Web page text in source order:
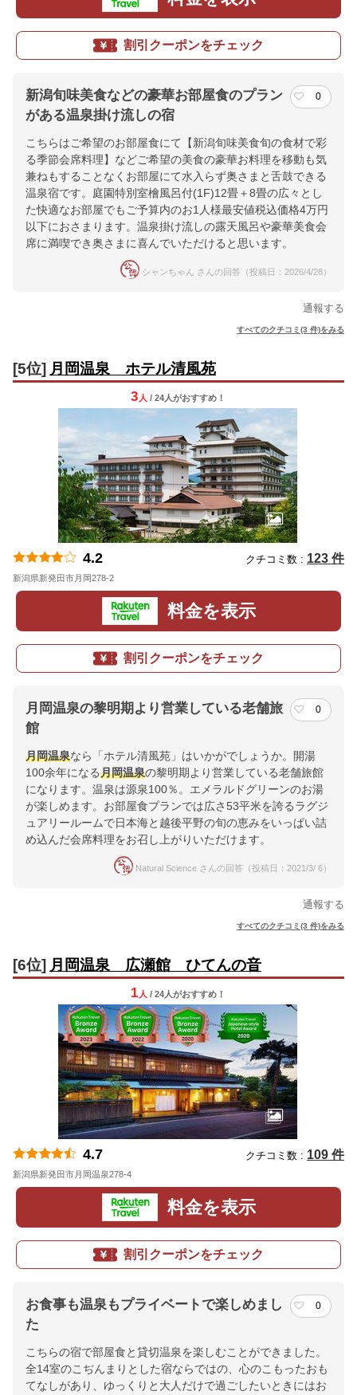
割引クーポンをチェック
新潟旬味美食などの豪華お部屋食のプラン
がある温泉掛け流しの宿
0
こちらはご希望のお部屋食にて【新潟旬味美食旬の食材で彩
る季節会席料理】などご希望の美食の豪華お料理を移動も気
兼ねもすることなくお部屋にて水入らず奥さまと舌鼓できる
温泉宿です。庭園特別室檜風呂付(1F)12畳＋8畳の広々とし
た快適なお部屋でもご予算内のお1人様最安値税込価格4万円
以下におさまります。温泉掛け流しの露天風呂や豪華美食会
席に満喫でき奥さまに喜んでいただけると思います。
シャンちゃん さんの回答（投稿日：2026/4/28）
通報する
すべてのクチコミ(3 件)をみる
[5位] 月岡温泉 ホテル清風苑
3 人 / 24人がおすすめ！
4.2 クチコミ数 : 123 件
新潟県新発田市月岡278-2
料金を表示
割引クーポンをチェック
月岡温泉の黎明期より営業している老舗旅
館
0
月岡温泉なら「ホテル清風苑」はいかがでしょうか。開湯
100余年になる月岡温泉の黎明期より営業している老舗旅館
になります。温泉は源泉100％。エメラルドグリーンのお湯
が楽しめます。お部屋食プランでは広さ53平米を誇るラグジ
ュアリールームで日本海と越後平野の旬の恵みをいっぱい詰
め込んだ会席料理をお召し上がりいただけます。
Natural Science さんの回答（投稿日：2021/3/ 6）
通報する
すべてのクチコミ(3 件)をみる
[6位] 月岡温泉 広瀬館 ひてんの音
1 人 / 24人がおすすめ！
4.7 クチコミ数 : 109 件
新潟県新発田市月岡温泉278-4
料金を表示
割引クーポンをチェック
お食事も温泉もプライベートで楽しめまし
た
0
こちらの宿で部屋食と貸切温泉を楽しむことができました。
全14室のこぢんまりとした宿ならではの、心のこもったおも
てなしがあり、ゆっくりと大人だけで過ごしたいときにはお